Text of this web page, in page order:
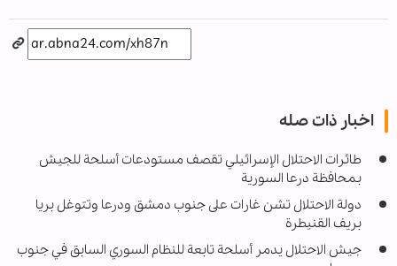
اخبار ذات صله
طائرات الاحتلال الإسرائيلي تقصف مستودعات أسلحة للجيش
بمحافظة درعا السورية
دولة الاحتلال تشن غارات على جنوب دمشق ودرعا وتتوغل بريا
بريف القنيطرة
جيش الاحتلال يدمر أسلحة تابعة للنظام السوري السابق في جنوب